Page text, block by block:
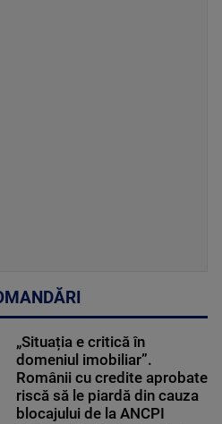
„Situația e critică în
domeniul imobiliar”.
Românii cu credite aprobate
riscă să le piardă din cauza
blocajului de la ANCPI